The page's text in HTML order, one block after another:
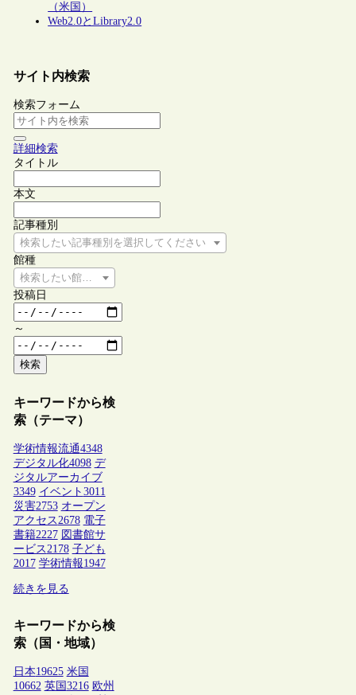
（米国）
Web2.0とLibrary2.0
サイト内検索
検索フォーム
詳細検索
タイトル
本文
記事種別
検索したい記事種別を選択してください
館種
検索したい館種を選択してください
投稿日
～
検索
キーワードから検
索（テーマ）
学術情報流通4348
デジタル化4098 デ
ジタルアーカイブ
3349 イベント 3011
災害2753 オープン
アクセス2678 電子
書籍2227 図書館サ
ービス2178 子ども
2017 学術情報1947
続きを見る
キーワードから検
索（国・地域）
日本19625 米国
10662 英国 3216 欧州